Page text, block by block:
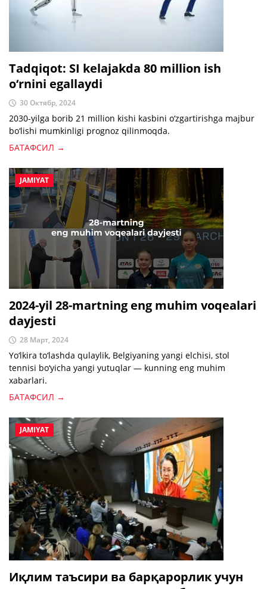
Tadqiqot: SI kelajakda 80 million ish
o‘rnini egallaydi
30 Октябр, 2024
2030-yilga borib 21 million kishi kasbini o‘zgartirishga majbur
bo‘lishi mumkinligi prognoz qilinmoqda.
БАТАФСИЛ →
JAMIYAT
2024-yil 28-martning eng muhim voqealari
dayjesti
28 Март, 2024
Yo‘lkira to‘lashda qulaylik, Belgiyaning yangi elchisi, stol
tennisi bo‘yicha yangi yutuqlar — kunning eng muhim
xabarlari.
БАТАФСИЛ →
JAMIYAT
Иқлим таъсири ва барқарорлик учун